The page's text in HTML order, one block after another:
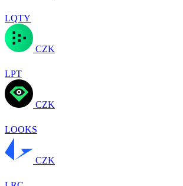
LQTY
CZK
LPT
CZK
LOOKS
CZK